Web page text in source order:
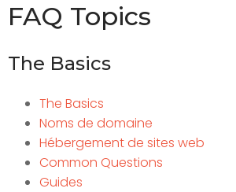
FAQ Topics
The Basics
The Basics
Noms de domaine
Hébergement de sites web
Common Questions
Guides